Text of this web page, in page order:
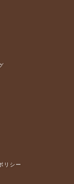
リシー